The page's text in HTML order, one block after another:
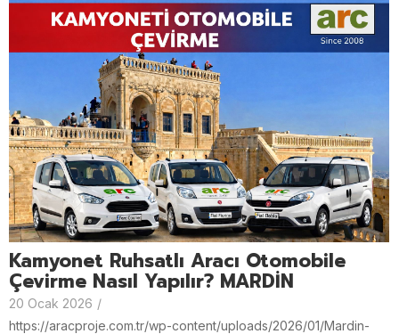
Kamyonet Ruhsatlı Aracı Otomobile
Çevirme Nasıl Yapılır? MARDİN
20 Ocak 2026 /
https://aracproje.com.tr/wp-content/uploads/2026/01/Mardin-